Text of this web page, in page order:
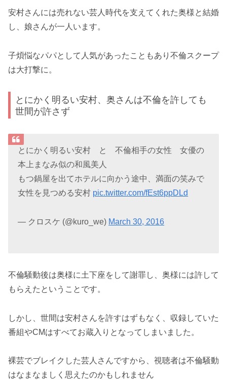
安村さんには売れない芸人時代を支えてくれた奥様と結婚
し、娘さんが一人います。
子煩悩なパパとして人気があったこともあり不倫スクープ
は大打撃に。
とにかく明るい安村、奥さんは不倫を許しても
世間が許さず
とにかく明るい安村 と 不倫相手の女性 女優の
本上まなみ似の和風美人
もつ鍋屋を出てホテルに向かう途中、満面の笑みで
女性を見つめる安村 pic.twitter.com/fEst6ppDLd
— クロスケ (@kuro_we) March 30, 2016
不倫騒動後は奥様に土下座をして謝罪し、奥様には許して
もらえたということです。
しかし、世間は安村さんを許すはずもなく、収録していた
番組やCMはすべてお蔵入りとなってしまいました。
裸芸でブレイクした芸人さんですから、視聴者は不倫騒動
はなまなましく思えたのかもしれません